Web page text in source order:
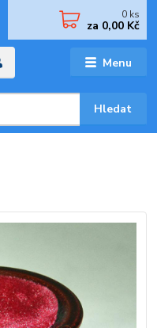
Menu
Hledat
0 ks
za 0,00 Kč